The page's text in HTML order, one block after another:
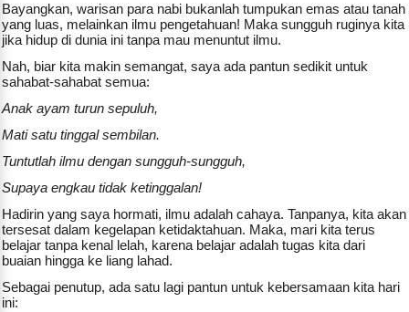
Bayangkan, warisan para nabi bukanlah tumpukan emas atau tanah
yang luas, melainkan ilmu pengetahuan! Maka sungguh ruginya kita
jika hidup di dunia ini tanpa mau menuntut ilmu.
Nah, biar kita makin semangat, saya ada pantun sedikit untuk
sahabat-sahabat semua:
Anak ayam turun sepuluh,
Mati satu tinggal sembilan.
Tuntutlah ilmu dengan sungguh-sungguh,
Supaya engkau tidak ketinggalan!
Hadirin yang saya hormati, ilmu adalah cahaya. Tanpanya, kita akan
tersesat dalam kegelapan ketidaktahuan. Maka, mari kita terus
belajar tanpa kenal lelah, karena belajar adalah tugas kita dari
buaian hingga ke liang lahad.
Sebagai penutup, ada satu lagi pantun untuk kebersamaan kita hari
ini: